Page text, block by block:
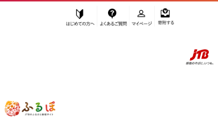
ふるぽ JTBのふるさと納税サイト
その他肉・加工品